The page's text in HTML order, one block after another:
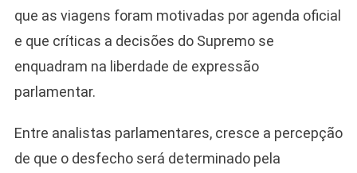
que as viagens foram motivadas por agenda oficial
e que críticas a decisões do Supremo se
enquadram na liberdade de expressão
parlamentar.
Entre analistas parlamentares, cresce a percepção
de que o desfecho será determinado pela